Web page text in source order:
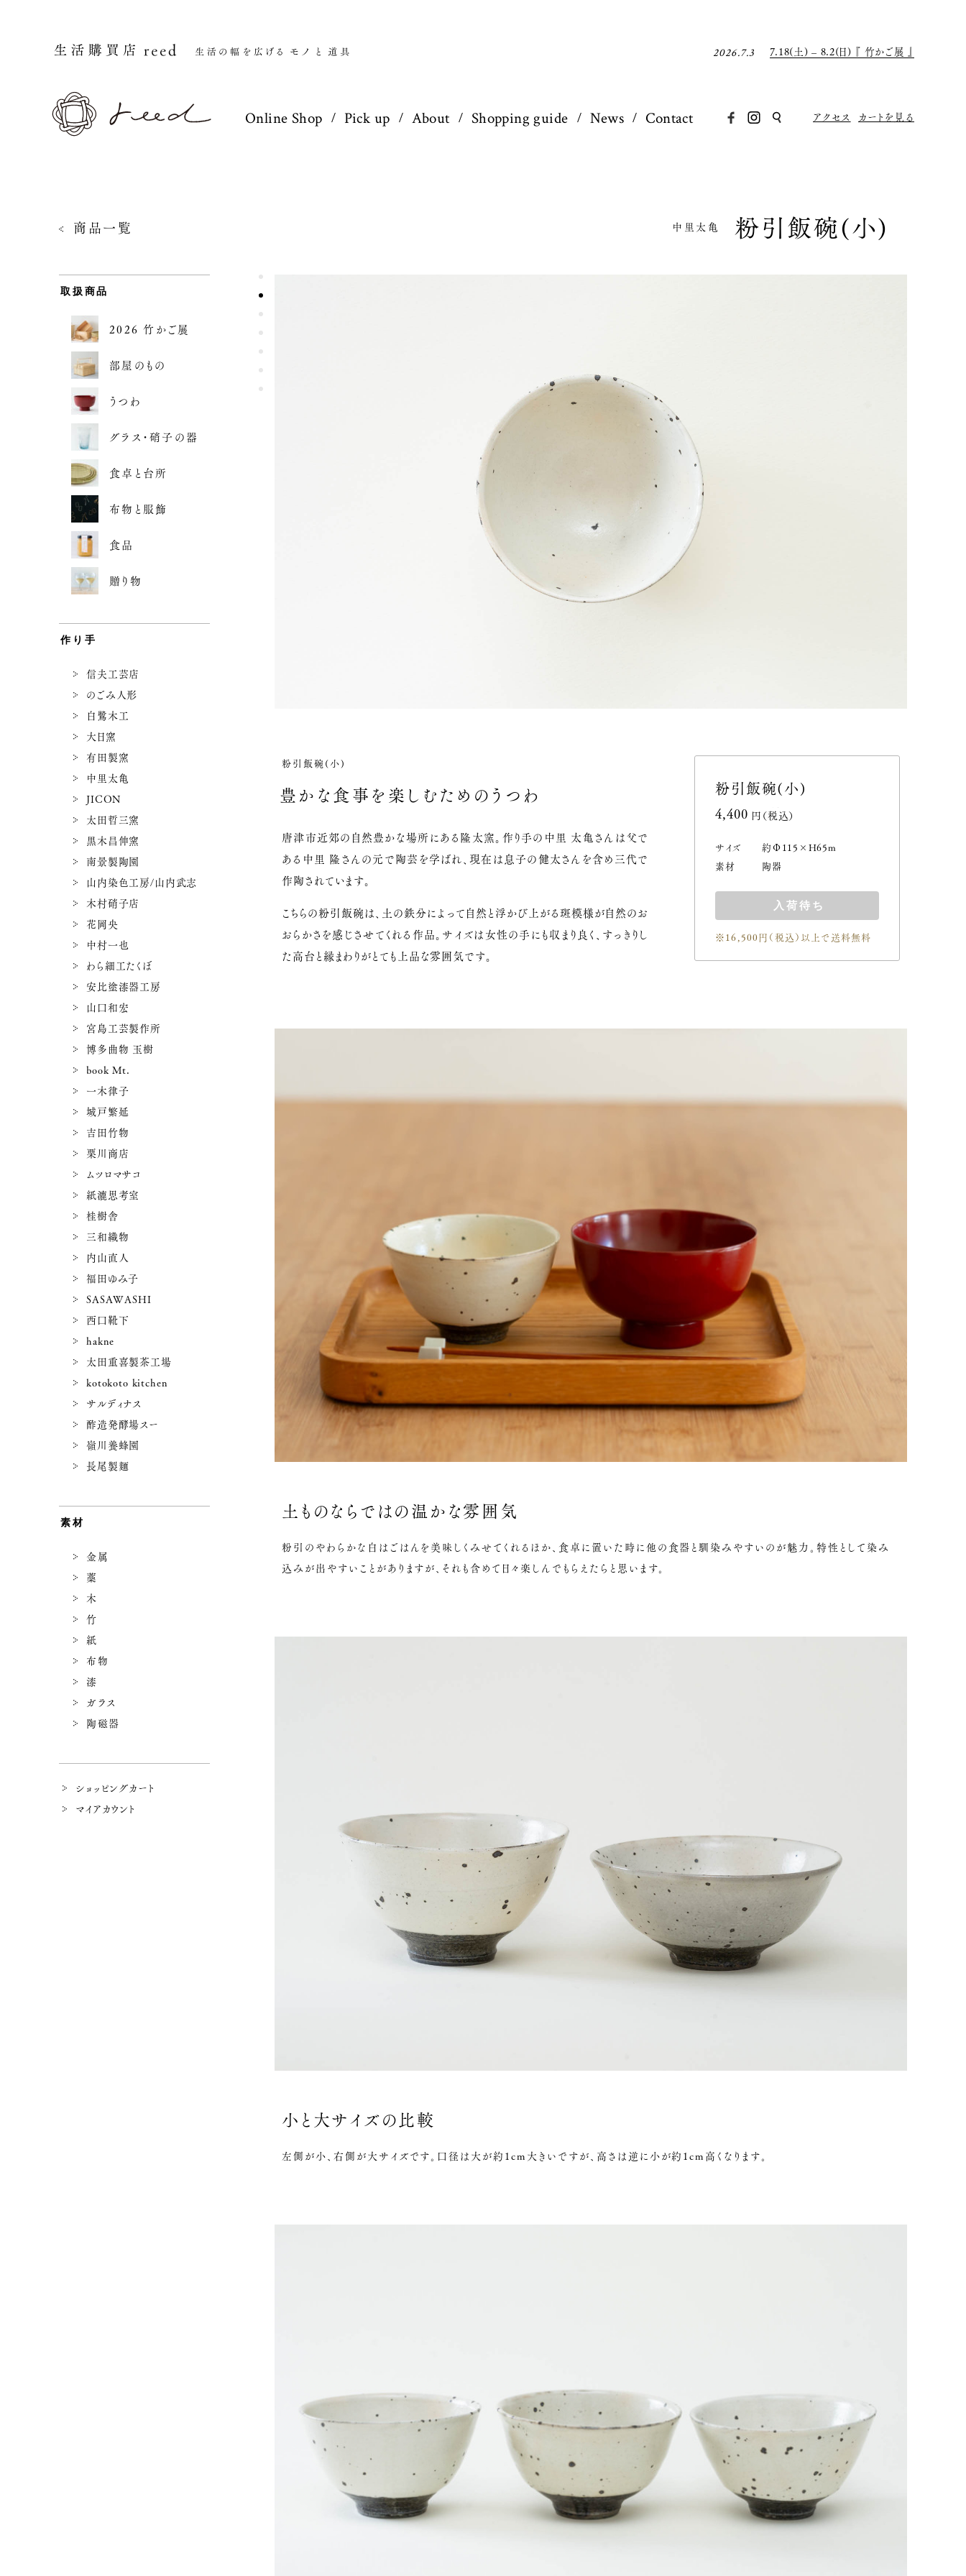
7.18(土) – 8.2(日) 『 竹かご展 』
2026.7.3
7.18(土) – 8.2(日) 『 竹かご展 』
2026.7.3
7月の店休日について
2026.6.30
Online Shop Pick up About Shopping guide News Contact アクセス カートを見る
商品一覧 中里太亀 粉引飯碗(小)
粉引飯碗(小)
豊かな食事を楽しむためのうつわ
唐津市近郊の自然豊かな場所にある隆太窯。作り手の中里 太亀さんは父で
ある中里 隆さんの元で陶芸を学ばれ、現在は息子の健太さんを含め三代で
作陶されています。
こちらの粉引飯碗は、土の鉄分によって自然と浮かび上がる斑模様が自然のお
おらかさを感じさせてくれる作品。サイズは女性の手にも収まり良く、すっきりし
た高台と縁まわりがとても上品な雰囲気です。
粉引飯碗(小)
4,400円(税込)
サイズ
約Φ115×H65m
素材
陶器
入荷待ち
※16,500円（税込）以上で送料無料
土ものならではの温かな雰囲気
粉引のやわらかな白はごはんを美味しくみせてくれるほか、食卓に置いた時に他の食器と馴染みやすいのが魅力。特性として染み
込みが出やすいことがありますが、それも含めて日々楽しんでもらえたらと思います。
小と大サイズの比較
左側が小、右側が大サイズです。口径は大が約1cm大きいですが、高さは逆に小が約1cm高くなります。
取扱商品
2026 竹かご展
部屋のもの
うつわ
グラス・硝子の器
食卓と台所
布物と服飾
食品
贈り物
作り手
信夫工芸店
のごみ人形
白鷺木工
大日窯
有田製窯
中里太亀
JICON
太田哲三窯
黒木昌伸窯
南景製陶園
山内染色工房/山内武志
木村硝子店
花岡央
中村一也
わら細工たくぼ
安比塗漆器工房
山口和宏
宮島工芸製作所
博多曲物 玉樹
book Mt.
一木律子
城戸繁延
吉田竹物
栗川商店
ムツロマサコ
紙漉思考室
桂樹舎
三和織物
内山直人
福田ゆみ子
SASAWASHI
西口靴下
hakne
太田重喜製茶工場
kotokoto kitchen
サルディナス
酢造発酵場スー
嶺川養蜂園
長尾製麺
素材
金属
藁
木
竹
紙
布物
漆
ガラス
陶磁器
ショッピングカート
マイアカウント